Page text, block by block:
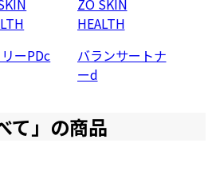
ーPDc
ZO SKIN
HEALTH
バランサートナ
ーd
て 」の商品